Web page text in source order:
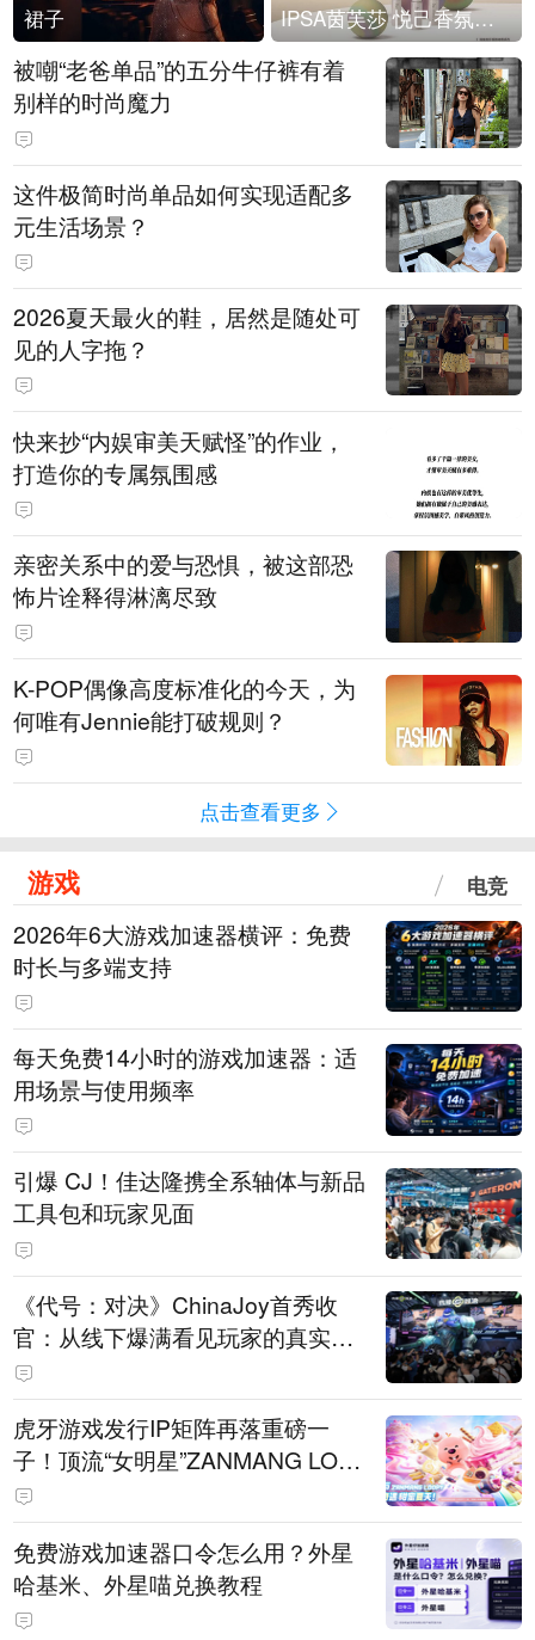
裙子 IPSA茵芙莎 悦己香氛凝露上市
被嘲“老爸单品”的五分牛仔裤有着
别样的时尚魔力
这件极简时尚单品如何实现适配多
元生活场景？
2026夏天最火的鞋，居然是随处可
见的人字拖？
快来抄“内娱审美天赋怪”的作业，
打造你的专属氛围感
亲密关系中的爱与恐惧，被这部恐
怖片诠释得淋漓尽致
K-POP偶像高度标准化的今天，为
何唯有Jennie能打破规则？
点击查看更多
游戏 电竞
2026年6大游戏加速器横评：免费
时长与多端支持
每天免费14小时的游戏加速器：适
用场景与使用频率
引爆 CJ！佳达隆携全系轴体与新品
工具包和玩家见面
《代号：对决》ChinaJoy首秀收
官：从线下爆满看见玩家的真实期
待
虎牙游戏发行IP矩阵再落重磅一
子！顶流“女明星”ZANMANG LOO
PY 正版3D消除手游《消消奇遇》
惊喜曝光
免费游戏加速器口令怎么用？外星
哈基米、外星喵兑换教程